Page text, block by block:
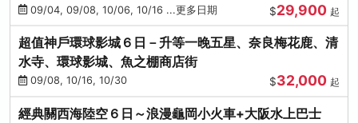
09/04, 09/08, 10/06, 10/16 ...更多日期 $29,900 起
超值神戶環球影城６日－升等一晚五星、奈良梅花鹿、清
水寺、環球影城、魚之棚商店街
09/08, 10/16, 10/30 $32,000 起
經典關西海陸空６日～浪漫龜岡小火車+大阪水上巴士